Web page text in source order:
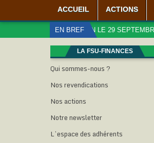
ACCUEIL ACTIONS
EN BREF
MOBILISATION LE 29 SEPTEMBRE !
LA FSU-FINANCES
Qui sommes-nous ?
Nos revendications
Nos actions
Notre newsletter
L’espace des adhérents